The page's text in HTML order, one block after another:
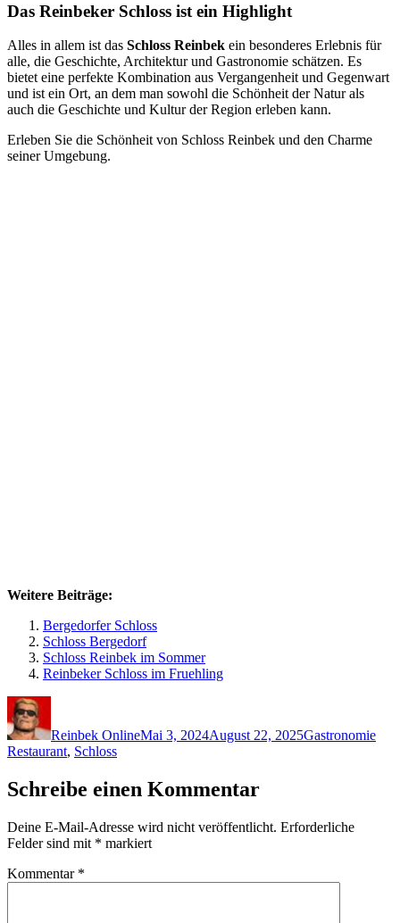
Das Reinbeker Schloss ist ein Highlight
Alles in allem ist das Schloss Reinbek ein besonderes Erlebnis für
alle, die Geschichte, Architektur und Gastronomie schätzen. Es
bietet eine perfekte Kombination aus Vergangenheit und Gegenwart
und ist ein Ort, an dem man sowohl die Schönheit der Natur als
auch die Geschichte und Kultur der Region erleben kann.
Erleben Sie die Schönheit von Schloss Reinbek und den Charme
seiner Umgebung.
Weitere Beiträge:
Bergedorfer Schloss
Schloss Bergedorf
Schloss Reinbek im Sommer
Reinbeker Schloss im Fruehling
Reinbek OnlineMai 3, 2024August 22, 2025Gastronomie
Restaurant, Schloss
Schreibe einen Kommentar
Deine E-Mail-Adresse wird nicht veröffentlicht. Erforderliche
Felder sind mit * markiert
Kommentar *